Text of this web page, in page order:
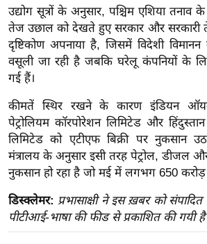
त
ऑ
टो
व
र्ल्ड
न्यू
ज
ब्री
फ
म
नो
रं
ज
उद्योग सूत्रों के अनुसार, पश्चिम एशिया तनाव
तेज उछाल को देखते हुए सरकार और सरकारी
दृष्टिकोण अपनाया है, जिसमें विदेशी
वसूली जा रही है जबकि घरेलू कंपनियों के
गई हैं।
कीमतें स्थिर रखने के कारण इंडियन
पेट्रोलियम कॉरपोरेशन लिमिटेड और
लिमिटेड को एटीएफ बिक्री पर नुकसान
मंत्रालय के अनुसार इसी तरह पेट्रोल, डीजल
नुकसान हो रहा है जो मई में लगभग 650 करोड़
डिस्क्लेमर: प्रभासाक्षी ने इस ख़बर को
पीटीआई-भाषा की फीड से प्रकाशित की गयी